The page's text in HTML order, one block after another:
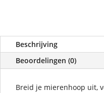
Beschrijving
Beoordelingen (0)
Breid je mierenhoop uit,